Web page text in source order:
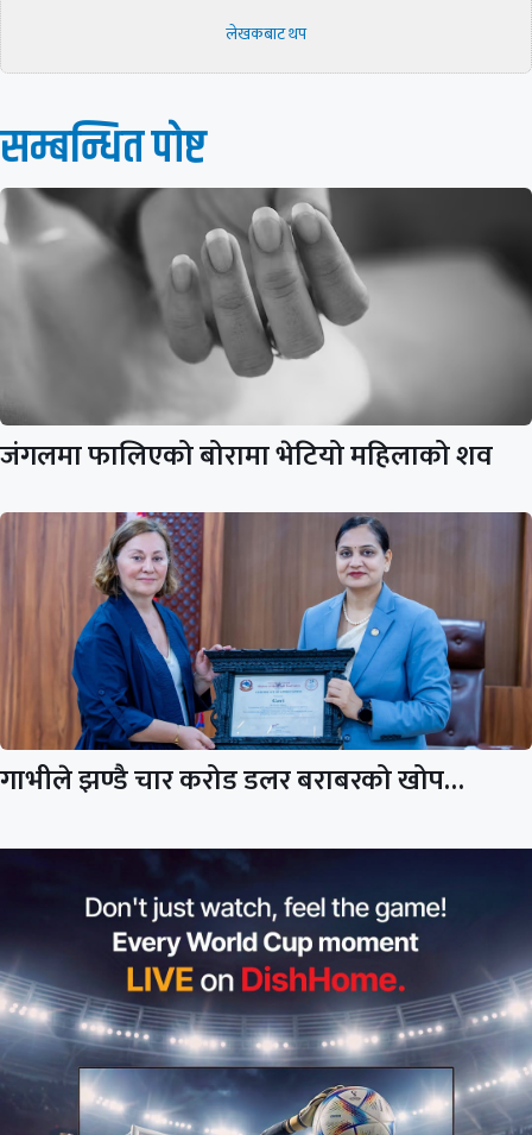
लेखकबाट थप
सम्बन्धित पाेष्ट
जंगलमा फालिएको बोरामा भेटियो महिलाको शव
गाभीले झण्डै चार करोड डलर बराबरको खोप…